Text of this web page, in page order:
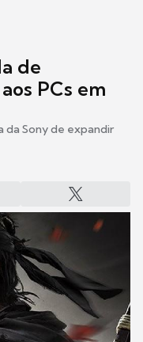
de
PCs em
da Sony de expandir